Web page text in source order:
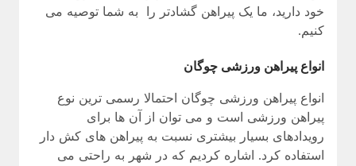
خود دارید، ما یک پیراهن گشادتر را به شما توصیه می
کنیم.
انواع پیراهن ورزشی چوگان
انواع پیراهن ورزشی چوگان احتمالا رسمی ترین نوع
پیراهن ورزشی است و می توان از آن ها برای
رویدادهای بسیار بیشتری نسبت به پیراهن های کش دار
استفاده کرد. اشاره کردیم که در شهر به راحتی می